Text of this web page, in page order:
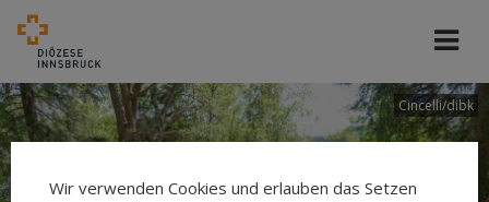
Cincelli/dibk
Wir verwenden Cookies und erlauben das Setzen